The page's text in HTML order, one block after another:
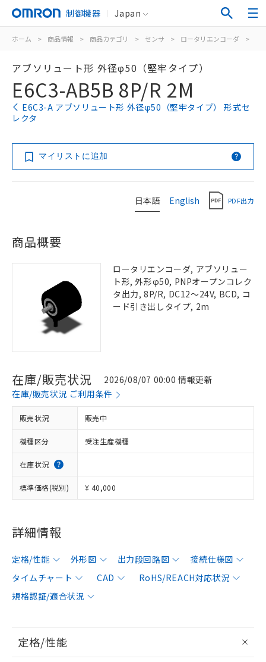
制御機器 Japan
ホーム > 商品情報 > 商品カテゴリ > センサ > ロータリエンコーダ >
アブソリュート形 外径φ50（堅牢タイプ）
E6C3-AB5B 8P/R 2M
E6C3-A アブソリュート形 外径φ50（堅牢タイプ） 形式セ
レクタ
マイリストに追加
日本語 English PDF出力
商品概要
ロータリエンコーダ, アブソリュー
ト形, 外形φ50, PNPオープンコレク
タ出力, 8P/R, DC12～24V, BCD, コ
ード引き出しタイプ, 2m
在庫/販売状況
2026/08/07 00:00 情報更新
在庫/販売状況 ご利用条件
販売状況 販売中
機種区分 受注生産機種
在庫状況
標準価格(税別) ¥ 40,000
詳細情報
定格/性能 外形図 出力段回路図
接続仕様図
タイムチャート
CAD
RoHS/REACH対応状況
規格認証/適合状況
定格/性能